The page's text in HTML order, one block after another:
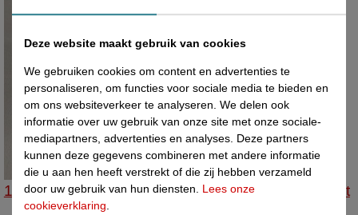
14332903 - Schuifstandaard transp supergroot 2st
Deze website maakt gebruik van cookies
We gebruiken cookies om content en advertenties te
personaliseren, om functies voor sociale media te bieden en
om ons websiteverkeer te analyseren. We delen ook
informatie over uw gebruik van onze site met onze sociale-
mediapartners, advertenties en analyses. Deze partners
kunnen deze gegevens combineren met andere informatie
die u aan hen heeft verstrekt of die zij hebben verzameld
door uw gebruik van hun diensten. Lees onze
cookieverklaring